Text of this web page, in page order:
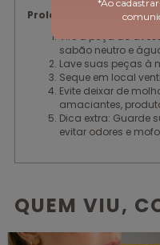
Prolongue a vida útil
Vire a peça do
sabão neutro e
Lave suas peças à
Seque em local
Evite deixar de
amaciantes,
Dica extra: Guarde
evitar odores e
QUEM VIU,
*Ao